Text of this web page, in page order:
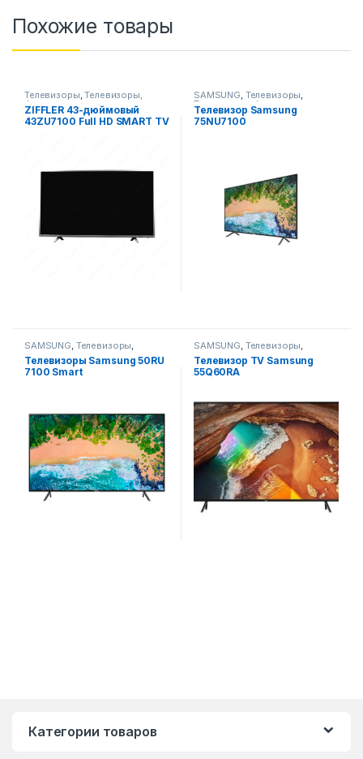
Похожие товары
Телевизоры,Телевизоры,
фото-видео и аудио
ZIFFLER 43-дюймовый
43ZU7100 Full HD SMART TV
SAMSUNG, Телевизоры,
Телевизоры, фото-видео и
аудио
Телевизор Samsung
75NU7100
SAMSUNG, Телевизоры,
Телевизоры, фото-видео и
аудио
Телевизоры Samsung 50RU
7100 Smart
SAMSUNG, Телевизоры,
Телевизоры, фото-видео и
аудио
Телевизор TV Samsung
55Q60RA
Категории товаров